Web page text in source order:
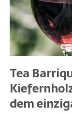
Tea
dem